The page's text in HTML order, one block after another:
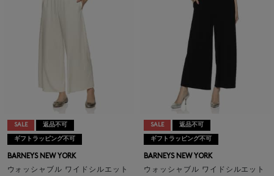
SALE 返品不可
ギフトラッピング不可
BARNEYS NEW YORK
ウォッシャブル ワイドシルエット
SALE 返品不可
ギフトラッピング不可
BARNEYS NEW YORK
ウォッシャブル ワイドシルエット